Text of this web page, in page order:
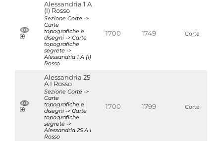
Alessandria 1 A
(I) Rosso
Sezione Corte ->
Carte
topografiche e
disegni -> Carte
topografiche
segrete ->
Alessandria 1 A (I)
Rosso
1700 1749 Corte
Alessandria 25
A I Rosso
Sezione Corte ->
Carte
topografiche e
disegni -> Carte
topografiche
segrete ->
Alessandria 25 A I
Rosso
1700 1799 Corte